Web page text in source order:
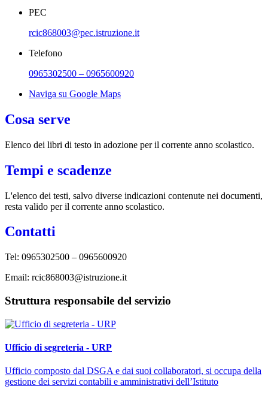
PEC
rcic868003@pec.istruzione.it
Telefono
0965302500 – 0965600920
Naviga su Google Maps
Cosa serve
Elenco dei libri di testo in adozione per il corrente anno scolastico.
Tempi e scadenze
L'elenco dei testi, salvo diverse indicazioni contenute nei documenti,
resta valido per il corrente anno scolastico.
Contatti
Tel: 0965302500 – 0965600920
Email: rcic868003@istruzione.it
Struttura responsabile del servizio
Ufficio di segreteria - URP
Ufficio composto dal DSGA e dai suoi collaboratori, si occupa della
gestione dei servizi contabili e amministrativi dell’Istituto